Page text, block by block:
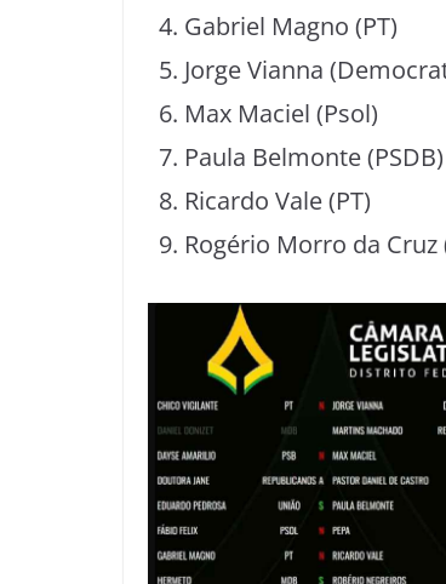
Gabriel Magno (PT)
Jorge Vianna
Max Maciel (Psol)
Paula Belmonte (PSDB)
Ricardo Vale (PT)
Rogério Morro da Cruz